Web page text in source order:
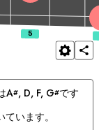
A#, D, F, G#です
ています。